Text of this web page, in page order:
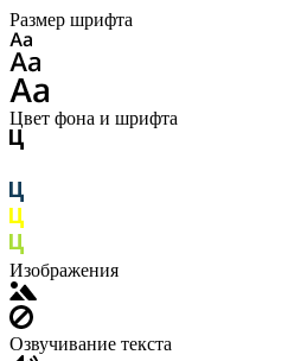
Размер шрифта
Цвет фона и шрифта
Изображения
Озвучивание текста